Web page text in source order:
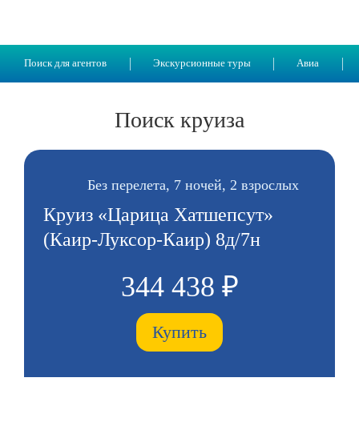
Поиск для агентов Экскурсионные туры Авиа
Поиск круиза
Без перелета, 7 ночей, 2 взрослых
Круиз «Царица Хатшепсут»
(Каир-Луксор-Каир) 8д/7н
344 438 ₽
Купить